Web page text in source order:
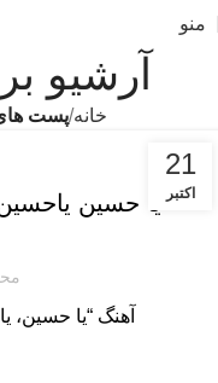
منو
آرشیو
خانه پست
21
اکتبر
دسته‌بندی نشده
«یا حسین
آهنگ “یا